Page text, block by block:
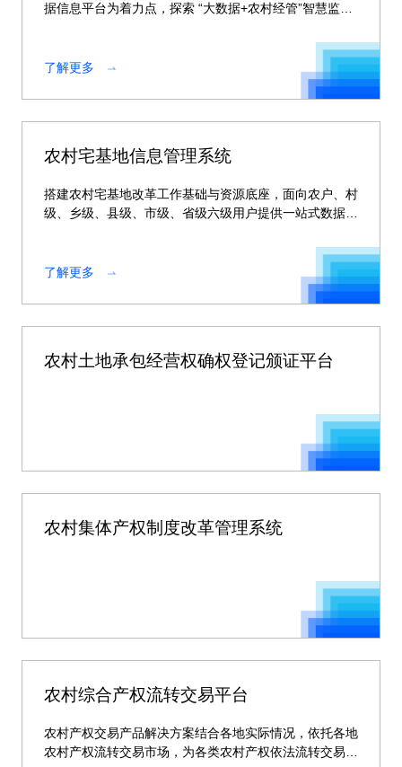
据信息平台为着力点，探索 “大数据+农村经管”智慧监管
了解更多
农村宅基地信息管理系统
搭建农村宅基地改革工作基础与资源底座，面向农户、村
级、乡级、县级、市级、省级六级用户提供一站式数据管
了解更多
农村土地承包经营权确权登记颁证平台
农村集体产权制度改革管理系统
农村综合产权流转交易平台
农村产权交易产品解决方案结合各地实际情况，依托各地
农村产权流转交易市场，为各类农村产权依法流转交易提